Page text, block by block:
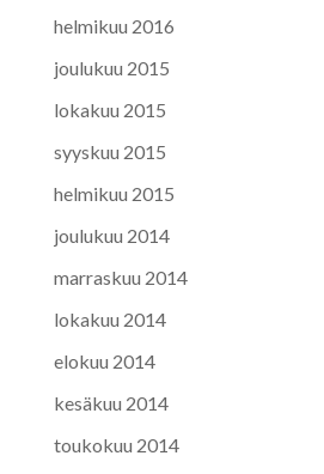
helmikuu 2016
joulukuu 2015
lokakuu 2015
syyskuu 2015
helmikuu 2015
joulukuu 2014
marraskuu 2014
lokakuu 2014
elokuu 2014
kesäkuu 2014
toukokuu 2014